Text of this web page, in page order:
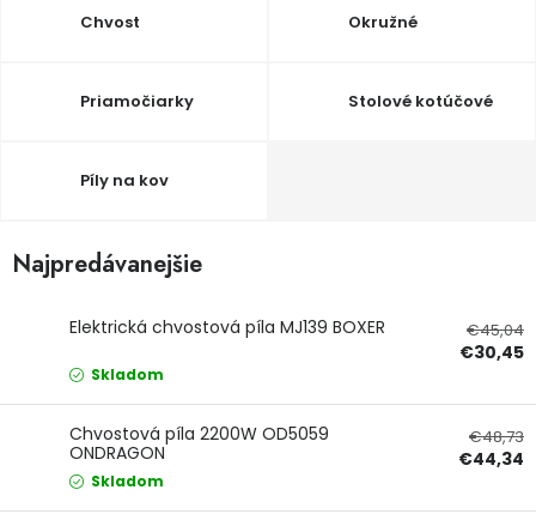
Domácnosť
Ochranné pracovné pomôcky
Značky
Doprava a platba
Chvost Okružné
Priamočiarky Stolové kotúčové
Píly na kov
Najpredávanejšie
Elektrická chvostová píla MJ139 BOXER €45,04
€30,45
Skladom
Chvostová píla 2200W OD5059
ONDRAGON
€48,73
€44,34
Skladom